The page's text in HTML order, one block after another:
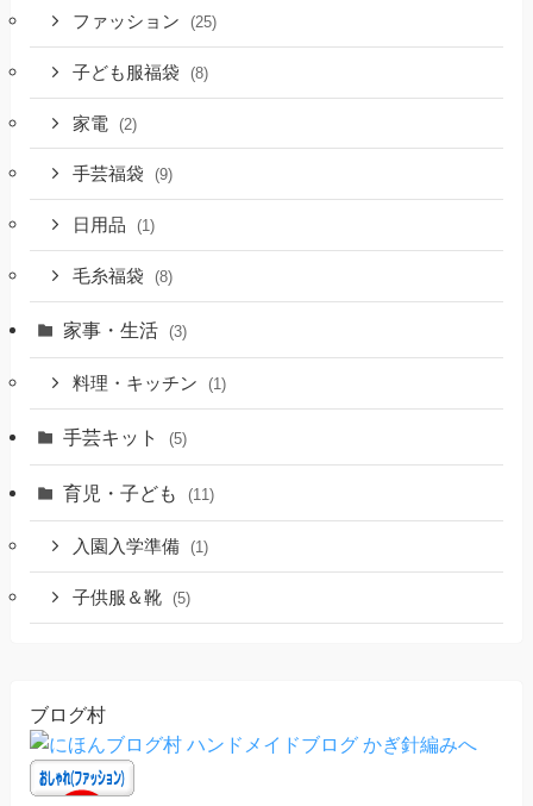
ファッション (25)
子ども服福袋 (8)
家電 (2)
手芸福袋 (9)
日用品 (1)
毛糸福袋 (8)
家事・生活 (3)
料理・キッチン (1)
手芸キット (5)
育児・子ども (11)
入園入学準備 (1)
子供服＆靴 (5)
ブログ村